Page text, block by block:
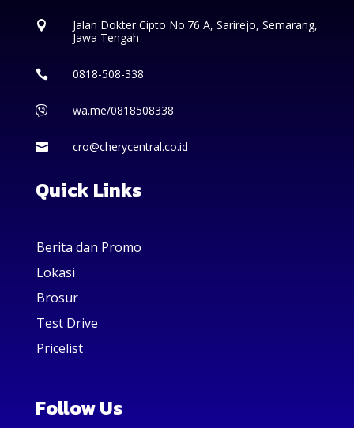

Jalan Dokter Cipto No.76 A, Sarirejo, Semarang,
Jawa Tengah
 0818-508-338
 wa.me/0818508338
 cro@cherycentral.co.id
Quick Links
Berita dan Promo
Lokasi
Brosur
Test Drive
Pricelist
Follow Us